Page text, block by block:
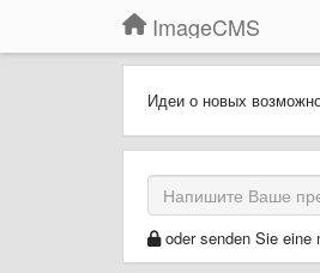
ImageCMS
Идеи о новых
oder senden Sie